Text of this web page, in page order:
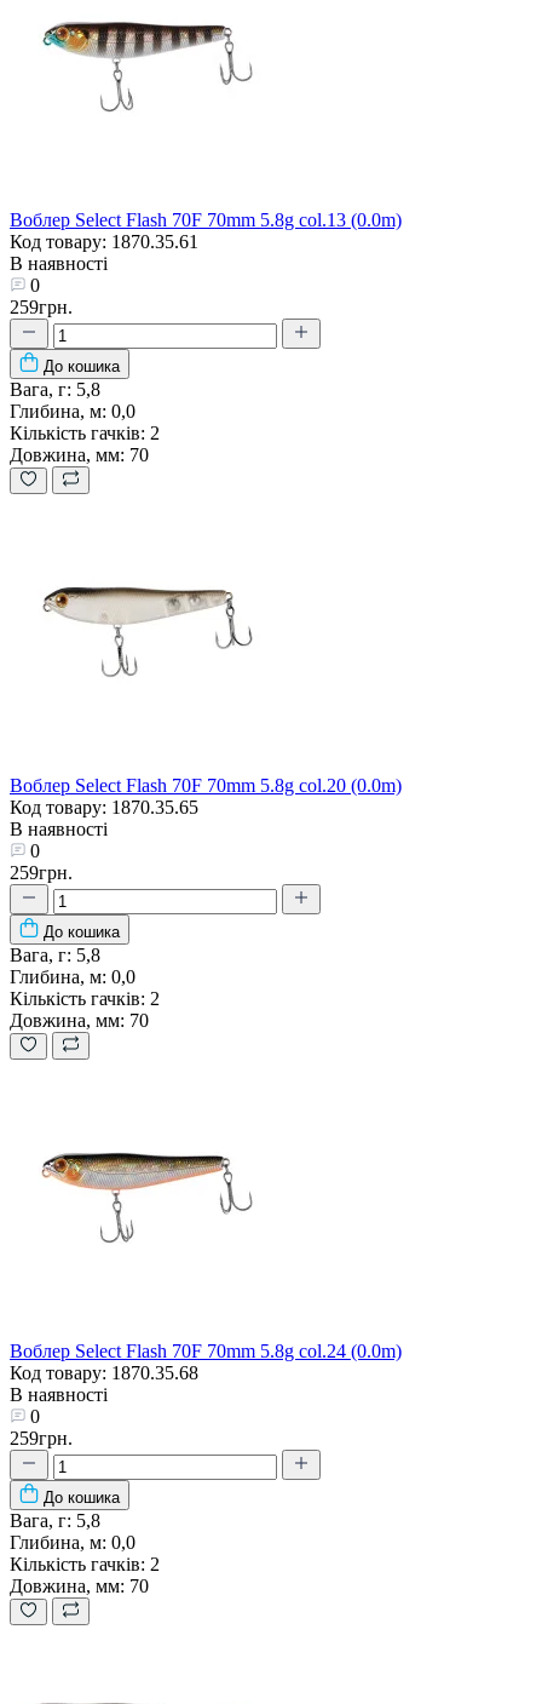
Воблер Select Flash 70F 70mm 5.8g col.13 (0.0m)
Код товару: 1870.35.61
В наявності
0
259грн.
До кошика
Вага, г: 5,8
Глибина, м: 0,0
Кількість гачків: 2
Довжина, мм: 70
Воблер Select Flash 70F 70mm 5.8g col.20 (0.0m)
Код товару: 1870.35.65
В наявності
0
259грн.
До кошика
Вага, г: 5,8
Глибина, м: 0,0
Кількість гачків: 2
Довжина, мм: 70
Воблер Select Flash 70F 70mm 5.8g col.24 (0.0m)
Код товару: 1870.35.68
В наявності
0
259грн.
До кошика
Вага, г: 5,8
Глибина, м: 0,0
Кількість гачків: 2
Довжина, мм: 70